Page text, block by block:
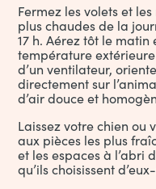
Fermez les volets et
plus chaudes de la
17 h. Aérez tôt le
température
d’un ventilateur,
directement sur
d’air douce et
Laissez votre chien ou
aux pièces les plus
et les espaces à l’abri
qu’ils choisissent